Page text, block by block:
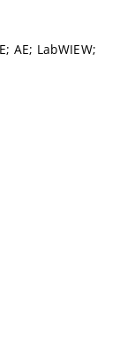
AE; LabWIEW;